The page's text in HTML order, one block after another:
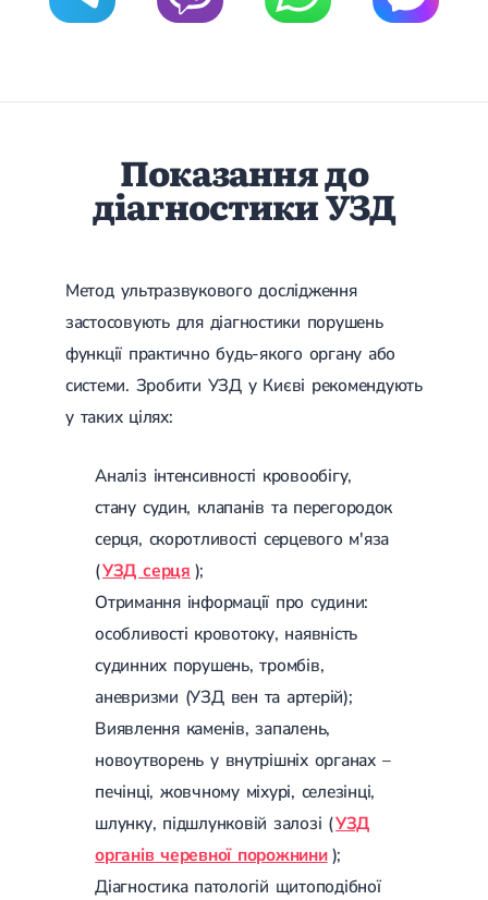
Гострі респіраторні захворювання (ГРЗ)
ГРВІ
ГРВІ у дорослих
Грип
Ортопедія і травматологія
Асептичний некроз головки стегнової кістки
Асептичний некроз таранної кістки
Блокування суглоба
Лікування переломів щиколоток
Лікування переломів плеча
Лікування переломів передпліччя
Лікування переломів кісток тазу
Іммобілізація
Лікування переломів шийки стегна і стегнової кістки
Лікування переломів гомілки
Лікування переломів п'яти
Полиостеоартроз
Протез синовіальної рідини
Розрив зв'язок
Розрив зв'язок плечового суглобу
Розрив зв'язок колінного суглоба
Розрив зв'язок гомілковостопного суглобу
Травми сухожиль та м'язів
Показання до
діагностики УЗД
Метод ультразвукового дослідження
застосовують для діагностики порушень
функції практично будь-якого органу або
системи. Зробити УЗД у Києві рекомендують
у таких цілях:
Аналіз інтенсивності кровообігу,
стану судин, клапанів та перегородок
серця, скоротливості серцевого м'яза
(УЗД серця );
Отримання інформації про судини:
особливості кровотоку, наявність
судинних порушень, тромбів,
аневризми (УЗД вен та артерій);
Виявлення каменів, запалень,
новоутворень у внутрішніх органах –
печінці, жовчному міхурі, селезінці,
шлунку, підшлунковій залозі (УЗД
органів черевної порожнини);
Діагностика патологій щитоподібної